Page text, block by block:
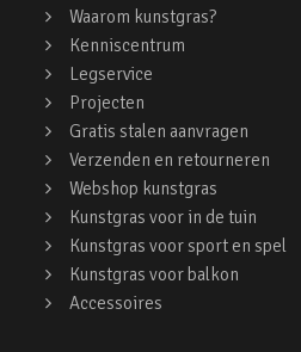
Waarom kunstgras?
Kenniscentrum
Legservice
Projecten
Gratis stalen aanvragen
Verzenden en retourneren
Webshop kunstgras
Kunstgras voor in de tuin
Kunstgras voor sport en spel
Kunstgras voor balkon
Accessoires